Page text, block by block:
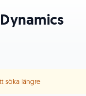
söka längre